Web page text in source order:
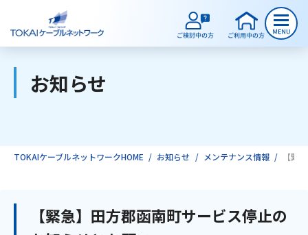
ご検討中のお客様
お知らせ
TOKAIケーブルネットワークHOME お知らせ メンテナンス情報 【緊
【緊急】田方郡函南町サービス停止の